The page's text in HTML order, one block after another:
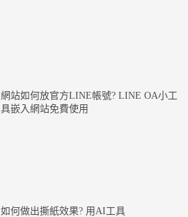
網站如何放官方LINE帳號? LINE OA小工
具嵌入網站免費使用
如何做出撕紙效果? 用AI工具